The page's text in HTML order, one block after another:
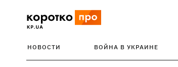
НОВОСТИ ВОЙНА В УКРАИНЕ